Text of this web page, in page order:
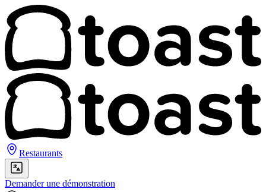
Restaurants
Demander une démonstration